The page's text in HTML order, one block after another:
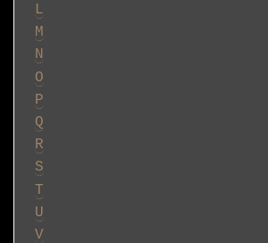
L
M
N
O
P
Q
R
S
T
U
V